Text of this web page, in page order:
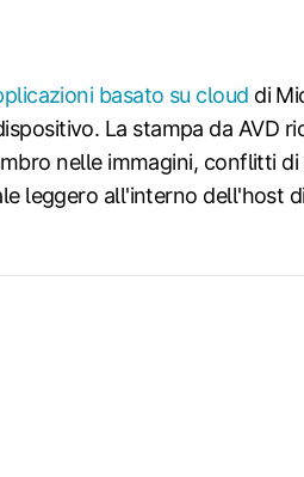
basato su cloud di
La stampa da AVD
nelle immagini, conflitti
leggero all'interno dell'host